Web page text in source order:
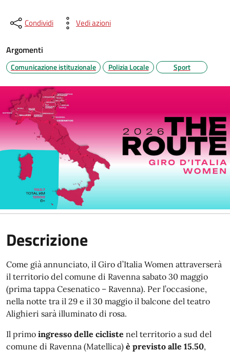
Condividi Vedi azioni
Argomenti
Comunicazione istituzionale Polizia Locale Sport
Descrizione
Come già annunciato, il Giro d’Italia Women attraverserà
il territorio del comune di Ravenna sabato 30 maggio
(prima tappa Cesenatico – Ravenna). Per l’occasione,
nella notte tra il 29 e il 30 maggio il balcone del teatro
Alighieri sarà illuminato di rosa.
Il primo ingresso delle cicliste nel territorio a sud del
comune di Ravenna (Matellica) è previsto alle 15.50,